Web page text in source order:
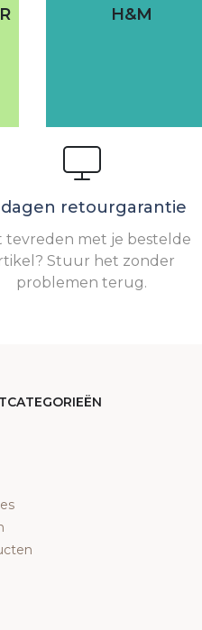
H&M
dagen retourgarantie
tevreden met je bestelde
Stuur het zonder
problemen terug.